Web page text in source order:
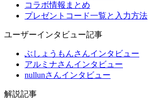
コラボ情報まとめ
プレゼントコード一覧と入力方法
ユーザーインタビュー記事
ぶしょうもんさんインタビュー
アルミナさんインタビュー
nullunさんインタビュー
解説記事